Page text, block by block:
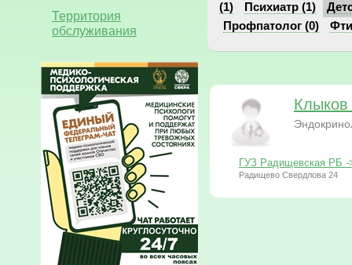
Территория
обслуживания
(1)
Психиатр (1)
Профпатолог (0)
ГУЗ Радищевская РБ -
Радищево Свердлова 24